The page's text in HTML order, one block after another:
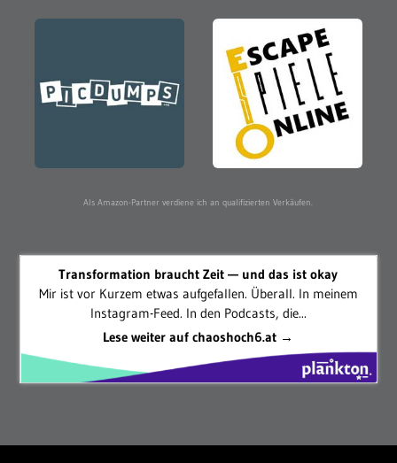
Als Amazon-Partner verdiene ich an qualifizierten Verkäufen.
Transformation braucht Zeit — und das ist okay
Mir ist vor Kurzem etwas aufgefallen. Überall. In meinem
Instagram-Feed. In den Podcasts, die...
Lese weiter auf chaoshoch6.at →